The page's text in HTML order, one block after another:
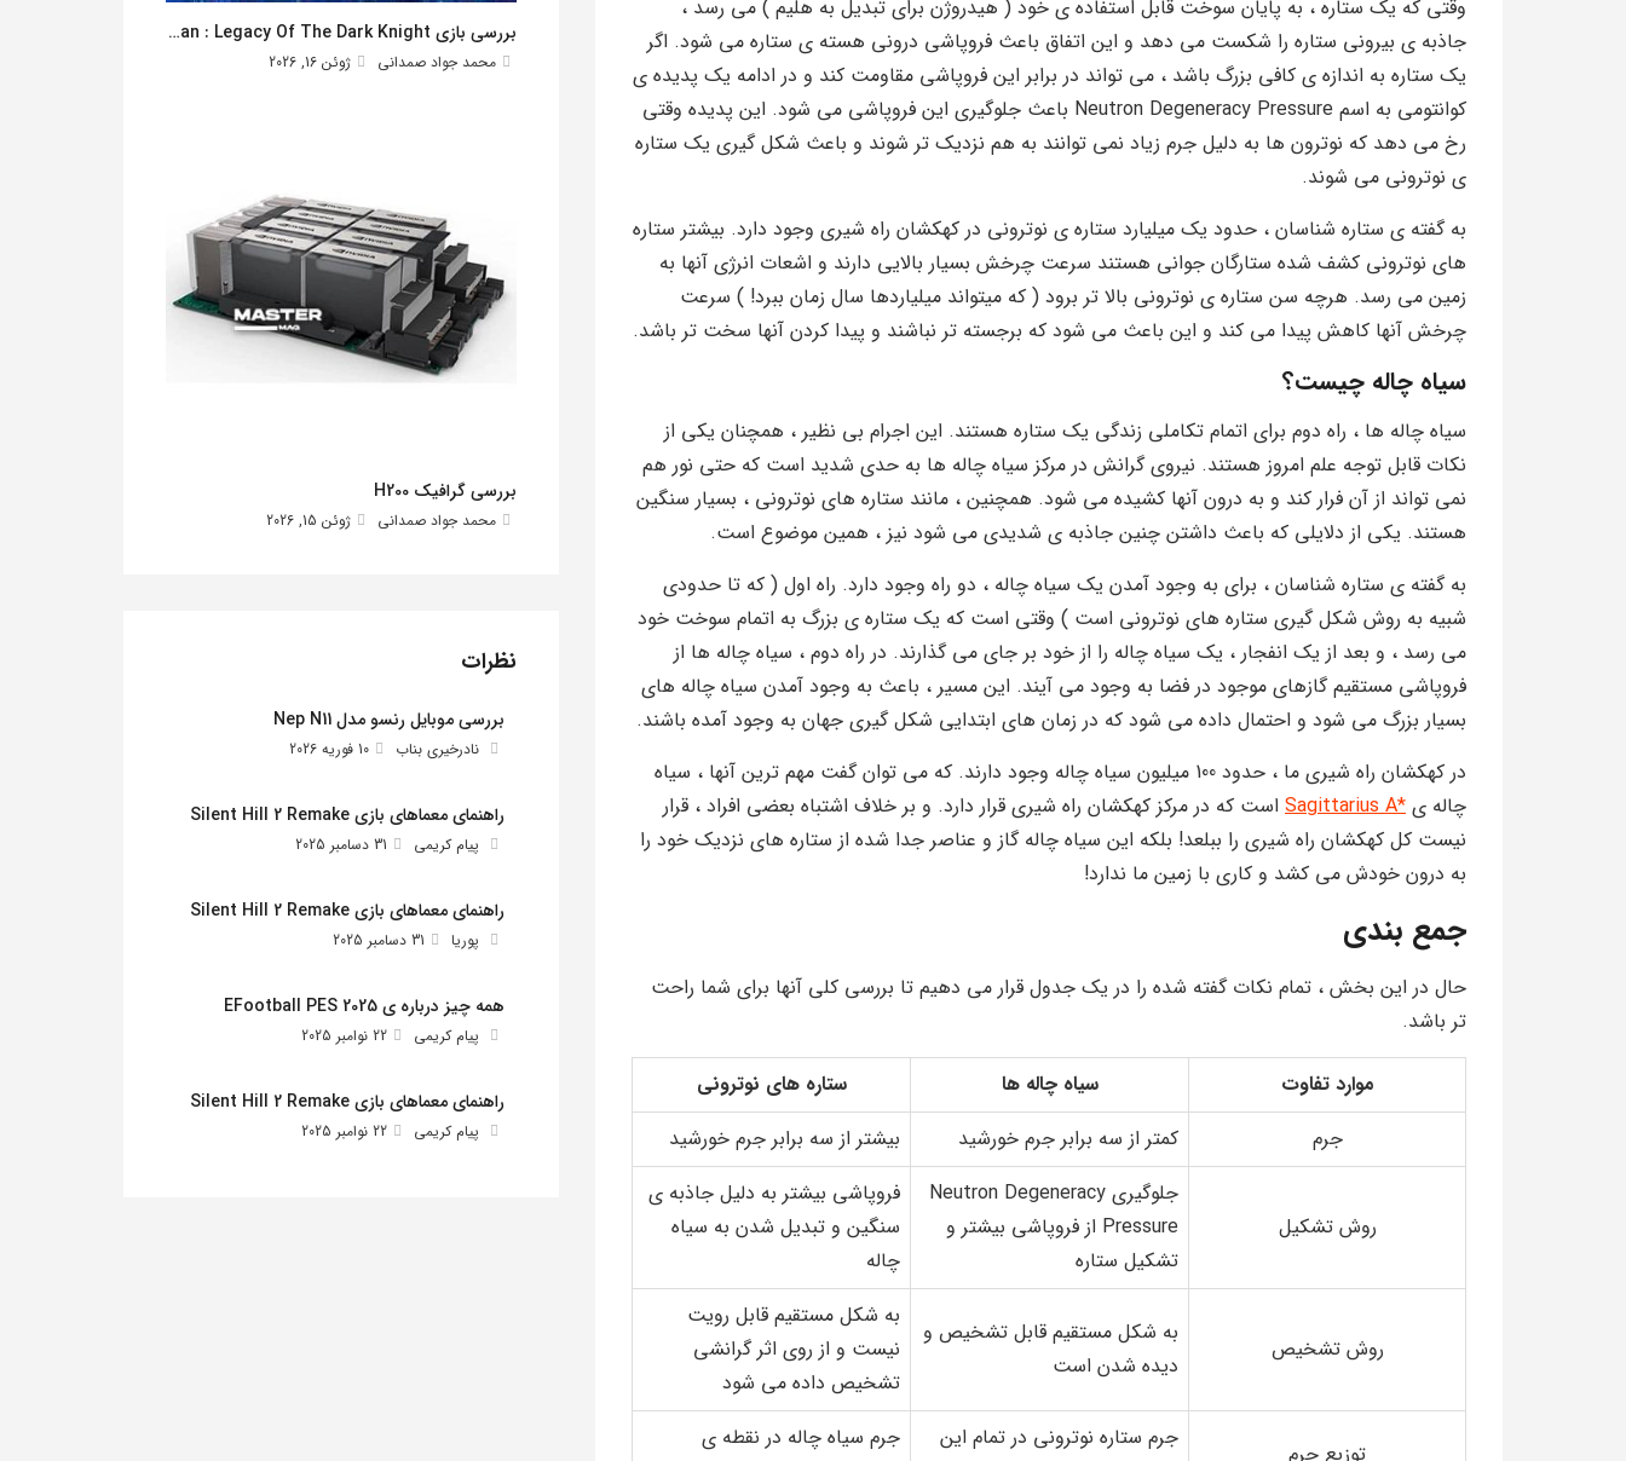
وقتی که یک ستاره ، به پایان سوخت قابل استفاده ی خود ( هیدروژن برای تبدیل به هلیم ) می رسد ،
جاذبه ی بیرونی ستاره را شکست می دهد و این اتفاق باعث فروپاشی درونی هسته ی ستاره می شود. اگر
یک ستاره به اندازه ی کافی بزرگ باشد ، می تواند در برابر این فروپاشی مقاومت کند و در ادامه یک پدیده ی
کوانتومی به اسم Neutron Degeneracy Pressure باعث جلوگیری این فروپاشی می شود. این پدیده وقتی
رخ می دهد که نوترون ها به دلیل جرم زیاد نمی توانند به هم نزدیک تر شوند و باعث شکل گیری یک ستاره
ی نوترونی می شوند.
به گفته ی ستاره شناسان ، حدود یک میلیارد ستاره ی نوترونی در کهکشان راه شیری وجود دارد. بیشتر ستاره
های نوترونی کشف شده ستارگان جوانی هستند سرعت چرخش بسیار بالایی دارند و اشعات انرژی آنها به
زمین می رسد. هرچه سن ستاره ی نوترونی بالا تر برود ( که میتواند میلیاردها سال زمان ببرد! ) سرعت
چرخش آنها کاهش پیدا می کند و این باعث می شود که برجسته تر نباشند و پیدا کردن آنها سخت تر باشد.
سیاه چاله چیست؟
سیاه چاله ها ، راه دوم برای اتمام تکاملی زندگی یک ستاره هستند. این اجرام بی نظیر ، همچنان یکی از
نکات قابل توجه علم امروز هستند. نیروی گرانش در مرکز سیاه چاله ها به حدی شدید است که حتی نور هم
نمی تواند از آن فرار کند و به درون آنها کشیده می شود. همچنین ، مانند ستاره های نوترونی ، بسیار سنگین
هستند. یکی از دلایلی که باعث داشتن چنین جاذبه ی شدیدی می شود نیز ، همین موضوع است.
به گفته ی ستاره شناسان ، برای به وجود آمدن یک سیاه چاله ، دو راه وجود دارد. راه اول ( که تا حدودی
شبیه به روش شکل گیری ستاره های نوترونی است ) وقتی است که یک ستاره ی بزرگ به اتمام سوخت خود
می رسد ، و بعد از یک انفجار ، یک سیاه چاله را از خود بر جای می گذارند. در راه دوم ، سیاه چاله ها از
فروپاشی مستقیم گازهای موجود در فضا به وجود می آیند. این مسیر ، باعث به وجود آمدن سیاه چاله های
بسیار بزرگ می شود و احتمال داده می شود که در زمان های ابتدایی شکل گیری جهان به وجود آمده باشند.
در کهکشان راه شیری ما ، حدود 100 میلیون سیاه چاله وجود دارند. که می توان گفت مهم ترین آنها ، سیاه
چاله ی *Sagittarius A
است که در مرکز کهکشان راه شیری قرار دارد. و بر خلاف اشتباه بعضی افراد ، قرار
نیست کل کهکشان راه شیری را ببلعد! بلکه این سیاه چاله گاز و عناصر جدا شده از ستاره های نزدیک خود را
به درون خودش می کشد و کاری با زمین ما ندارد!
جمع بندی
حال در این بخش ، تمام نکات گفته شده را در یک جدول قرار می دهیم تا بررسی کلی آنها برای شما راحت
تر باشد.
موارد تفاوت سیاه چاله ها
ستاره های نوترونی
جرم
کمتر از سه برابر جرم خورشید بیشتر از سه برابر جرم خورشید
روش تشکیل
جلوگیری Neutron Degeneracy
Pressure از فروپاشی بیشتر و
تشکیل ستاره
فروپاشی بیشتر به دلیل جاذبه ی
سنگین و تبدیل شدن به سیاه
چاله
روش تشخیص
به شکل مستقیم قابل تشخیص و
دیده شدن است
به شکل مستقیم قابل رویت
نیست و از روی اثر گرانشی
تشخیص داده می شود
توزیع جرم
جرم ستاره نوترونی در تمام این
جرم سیاه چاله در نقطه ی
بررسی بازی Lego Batman : Legacy Of The Dark Knight
محمد جواد صمدانی ژوئن 16, 2026
بررسی گرافیک H200
محمد جواد صمدانی ژوئن 15, 2026
نظرات
بررسی موبایل رنسو مدل Nep N11
نادرخیری بناب 10 فوریه 2026
راهنمای معماهای بازی Silent Hill 2 Remake
پیام کریمی 31 دسامبر 2025
راهنمای معماهای بازی Silent Hill 2 Remake
پوریا 31 دسامبر 2025
همه چیز درباره ی EFootball PES 2025
پیام کریمی 22 نوامبر 2025
راهنمای معماهای بازی Silent Hill 2 Remake
پیام کریمی 22 نوامبر 2025